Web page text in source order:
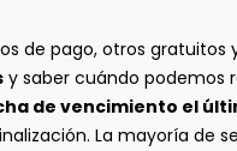
de pago, otros
y saber cuándo podemos
de vencimiento el
La mayoría de